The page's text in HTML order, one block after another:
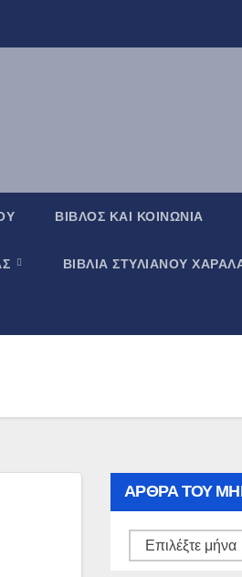
ΒΙΒΛΟΣ ΚΑΙ ΚΟΙΝΩΝΙΑ
ΒΙΒΛΙΑ ΣΤΥΛΙΑΝΟΥ
ΑΡΘΡΑ ΤΟΥ
Αρθρα